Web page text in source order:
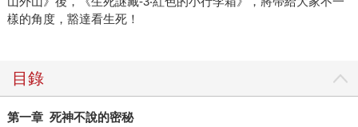
樣的角度，豁達看生死！
目錄
第一章 死神不說的密秘